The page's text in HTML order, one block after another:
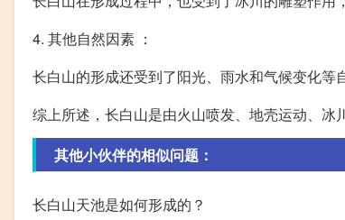
4. 其他自然因素 ：
长白山的形成还受到了阳光、雨水和气候变化等
综上所述，长白山是由火山喷发、地壳运动、
其他小伙伴的相似问题：
长白山天池是如何形成的？